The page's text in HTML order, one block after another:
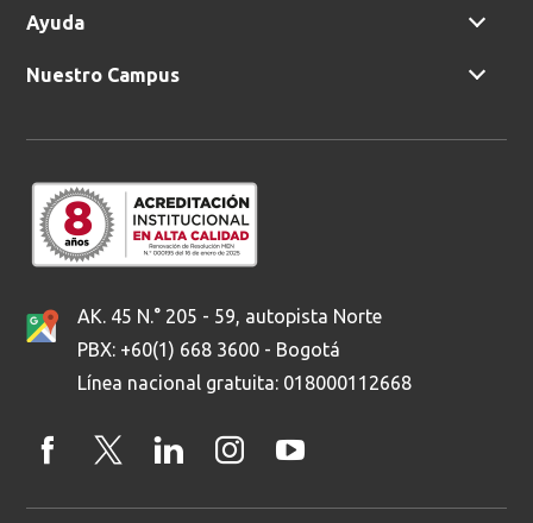
Ayuda
Nuestro Campus
AK. 45 N.° 205 - 59, autopista Norte
PBX: +60(1) 668 3600 - Bogotá
Línea nacional gratuita: 018000112668